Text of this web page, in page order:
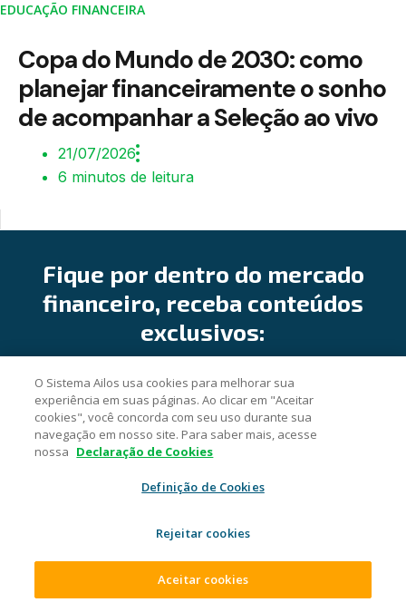
EDUCAÇÃO FINANCEIRA
Copa do Mundo de 2030: como
planejar financeiramente o sonho
de acompanhar a Seleção ao vivo
21/07/2026
6 minutos de leitura
Fique por dentro do mercado
financeiro, receba conteúdos
exclusivos:
Cadastrar
O Sistema Ailos usa cookies para melhorar sua
experiência em suas páginas. Ao clicar em "Aceitar
cookies", você concorda com seu uso durante sua
navegação em nosso site. Para saber mais, acesse
nossa Declaração de Cookies
Definição de Cookies
Rejeitar cookies
Aceitar cookies